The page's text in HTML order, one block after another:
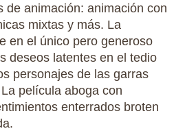
de animación: animación con
mixtas y más. La
en el único pero generoso
deseos latentes en el tedio
personajes de las garras
película aboga con
enterrados broten